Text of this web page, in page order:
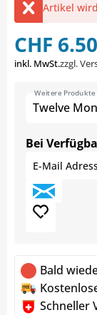
Artikel
CHF 6.50
inkl. MwSt.zzgl.
Twelve
Weitere Produkte
Bei
Bald
Schneller